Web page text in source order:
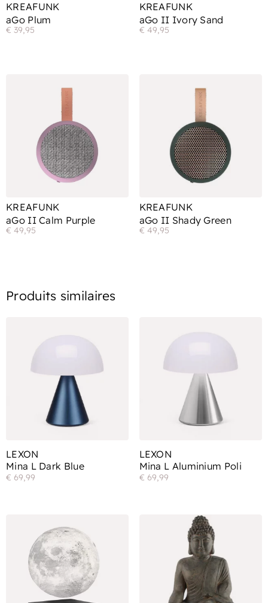
aGo Plum
KREAFUNK
€ 39,95
aGo II Ivory Sand
KREAFUNK
€ 49,95
aGo II Calm Purple
KREAFUNK
€ 49,95
aGo II Shady Green
KREAFUNK
€ 49,95
Produits similaires
Mina L Dark Blue
LEXON
€ 69,99
Mina L Aluminium Poli
LEXON
€ 69,99